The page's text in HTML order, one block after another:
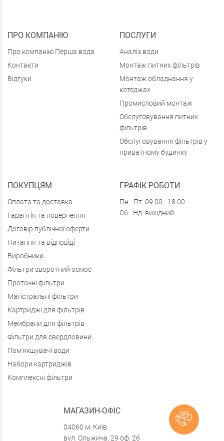
ПРО КОМПАНІЮ
Про компанію Перша вода
Контакти
Відгуки
ПОСЛУГИ
Аналіз води
Монтаж питних фільтрів
Монтаж обладнання у
котеджах
Промисловий монтаж
Обслуговування питних
фільтрів
Обслуговування фільтрів у
приватному будинку
ПОКУПЦЯМ
Оплата та доставка
Гарантія та повернення
Договір публічної оферти
Питання та відповіді
Виробники
Фільтри зворотний осмос
Проточні фільтри
Магістральні фільтри
Картриджі для фільтрів
Мембрани для фільтрів
Фільтри для свердловини
Пом'якшувачі води
Набори картриджів
Комплексні фільтри
ГРАФІК РОБОТИ
Пн - Пт: 09:00 - 18:00
Сб - Нд: вихідний
МАГАЗИН-ОФІС
04060 м. Київ
вул. Ольжича, 29 оф. 26